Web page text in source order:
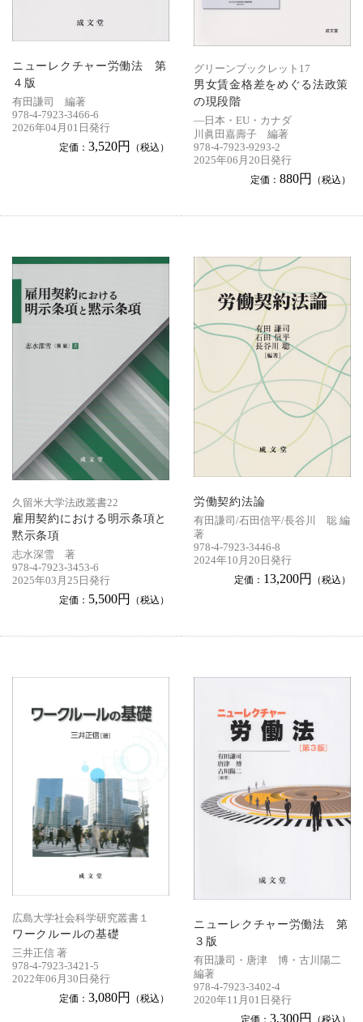
ニューレクチャー労働法 第
４版
有田謙司 編著
978-4-7923-3466-6
2026年04月01日発行
定価： 3,520円 （税込）
グリーンブックレット17
男女賃金格差をめぐる法政策
の現段階
―日本・EU・カナダ
川眞田嘉壽子 編著
978-4-7923-9293-2
2025年06月20日発行
定価： 880円 （税込）
久留米大学法政叢書22
雇用契約における明示条項と
黙示条項
志水深雪 著
978-4-7923-3453-6
2025年03月25日発行
定価： 5,500円 （税込）
労働契約法論
有田謙司/石田信平/長谷川 聡 編
著
978-4-7923-3446-8
2024年10月20日発行
定価： 13,200円 （税込）
広島大学社会科学研究叢書１
ワークルールの基礎
三井正信 著
978-4-7923-3421-5
2022年06月30日発行
定価： 3,080円 （税込）
ニューレクチャー労働法 第
３版
有田謙司・唐津 博・古川陽二
編著
978-4-7923-3402-4
2020年11月01日発行
3,300円